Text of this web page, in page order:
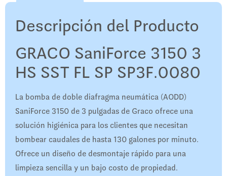
Descripción del Producto
GRACO SaniForce 3150 3
HS SST FL SP SP3F.0080
La bomba de doble diafragma neumática (AODD)
SaniForce 3150 de 3 pulgadas de Graco ofrece una
solución higiénica para los clientes que necesitan
bombear caudales de hasta 130 galones por minuto.
Ofrece un diseño de desmontaje rápido para una
limpieza sencilla y un bajo costo de propiedad.